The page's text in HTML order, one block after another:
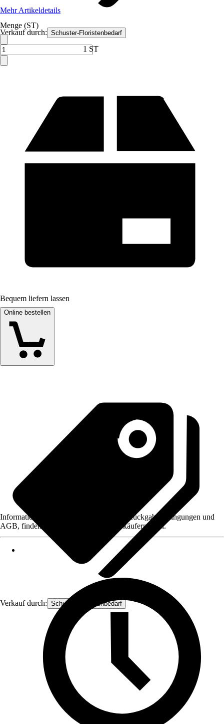
Verkauf durch: Schuster-Floristenbedarf
Mehr Artikeldetails
Menge (ST)
1 ST
Bequem liefern lassen
Online bestellen
Verkauf durch: Schuster-Floristenbedarf
Informationen des Verkäufers, wie z. B. Rückgabebedingungen und
AGB, finden Sie bei Klick auf den Verkäufernamen.